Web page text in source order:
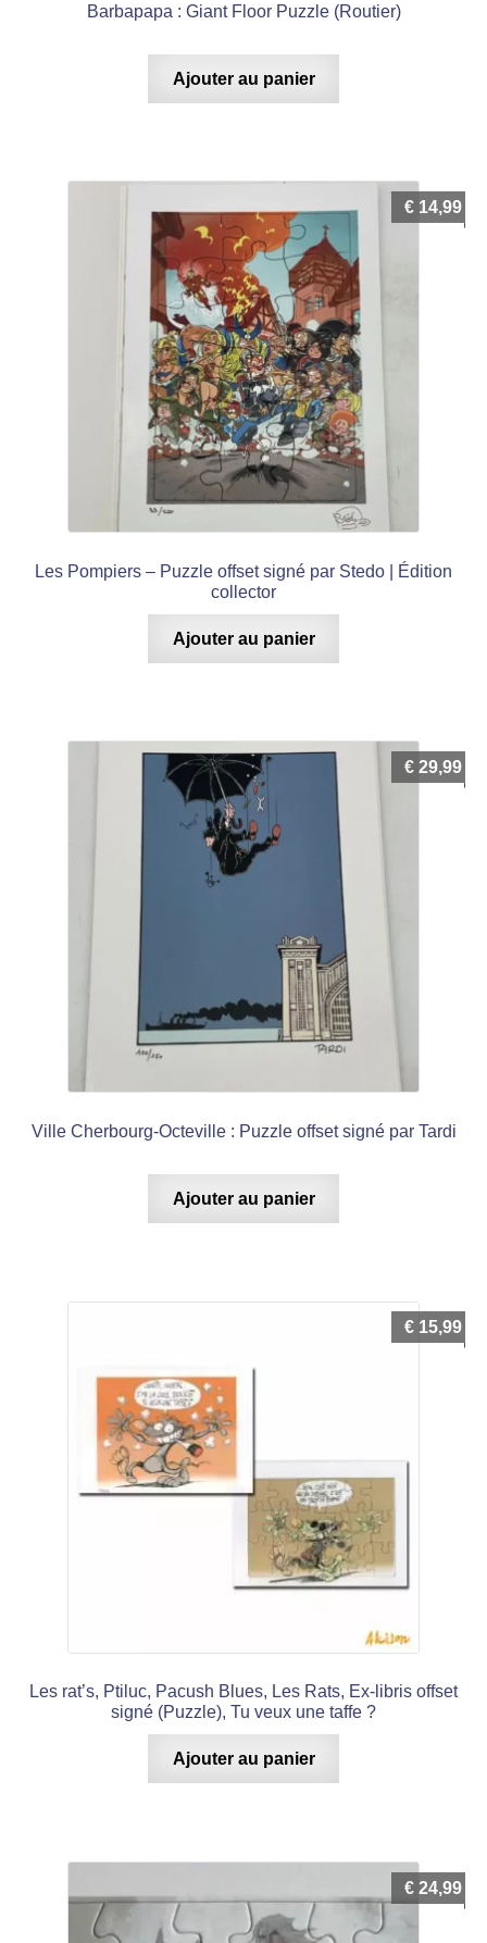
Barbapapa : Giant Floor Puzzle (Routier)
Ajouter au panier
Les Pompiers – Puzzle offset signé par Stedo | Édition
collector
€ 14,99
Ajouter au panier
Ville Cherbourg-Octeville : Puzzle offset signé par Tardi
€ 29,99
Ajouter au panier
Les rat’s, Ptiluc, Pacush Blues, Les Rats, Ex-libris offset
signé (Puzzle), Tu veux une taffe ?
€ 15,99
Ajouter au panier
€ 24,99